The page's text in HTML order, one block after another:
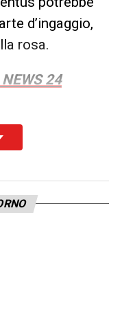
d’ingaggio,
rosa.
24